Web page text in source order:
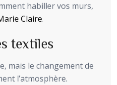
habiller vos murs,
Claire.
textiles
mais le changement de
l’atmosphère.